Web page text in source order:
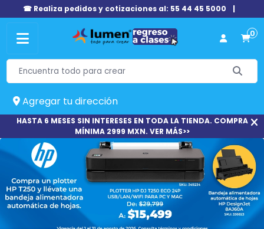
☎ Realiza pedidos y cotizaciones al: 55 44 45 5000 |
0
Agregar tu dirección
HASTA 6 MESES SIN INTERESES EN TODA LA TIENDA. COMPRA
MÍNIMA 2999 MXN. VER MÁS>>